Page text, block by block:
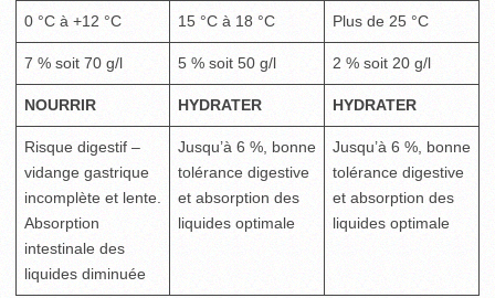
0 °C à +12 °C 15 °C à 18 °C Plus de 25 °C
7 % soit 70 g/l 5 % soit 50 g/l 2 % soit 20 g/l
NOURRIR HYDRATER HYDRATER
Risque digestif –
vidange gastrique
incomplète et lente.
Absorption
intestinale des
liquides diminuée
Jusqu’à 6 %, bonne
tolérance digestive
et absorption des
liquides optimale
Jusqu’à 6 %, bonne
tolérance digestive
et absorption des
liquides optimale